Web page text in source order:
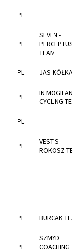
PL
PL
SEVEN -
TEAM
PL JAS-KÓŁKA
PL
IN
CYCLING
PL
PL
VESTIS -
ROKOSZ
PL BURCAK
PL
SZMYD
COACHING